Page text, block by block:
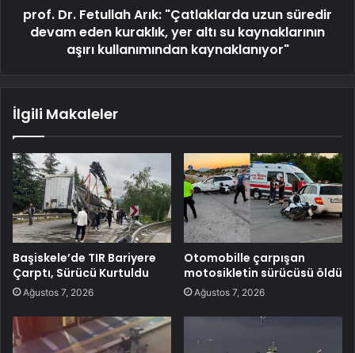
prof. Dr. Fetullah Arık: "Çatlaklarda uzun süredir
devam eden kuraklık, yer altı su kaynaklarının
aşırı kullanımından kaynaklanıyor"
İlgili Makaleler
Başiskele’de TIR Bariyere
Çarptı, Sürücü Kurtuldu
Ağustos 7, 2026
Otomobille çarpışan
motosikletin sürücüsü öldü
Ağustos 7, 2026